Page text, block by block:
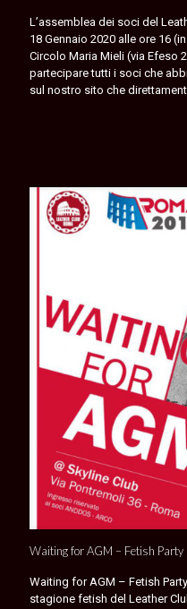
L’assemblea dei soci del
18 Gennaio 2020 alle ore 16
Circolo Maria Mieli (via Efeso
partecipare tutti i soci che
sul nostro sito che
Waiting for AGM – Fetish Party
Waiting for AGM – Fetish
stagione fetish del Leather